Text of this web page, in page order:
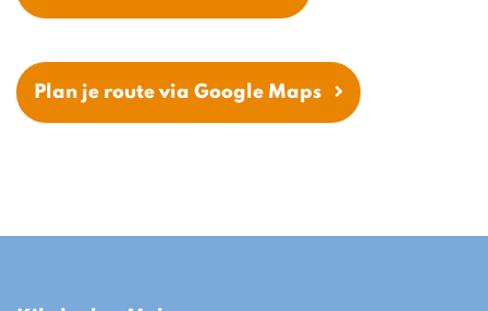
Plan je route via Google Maps